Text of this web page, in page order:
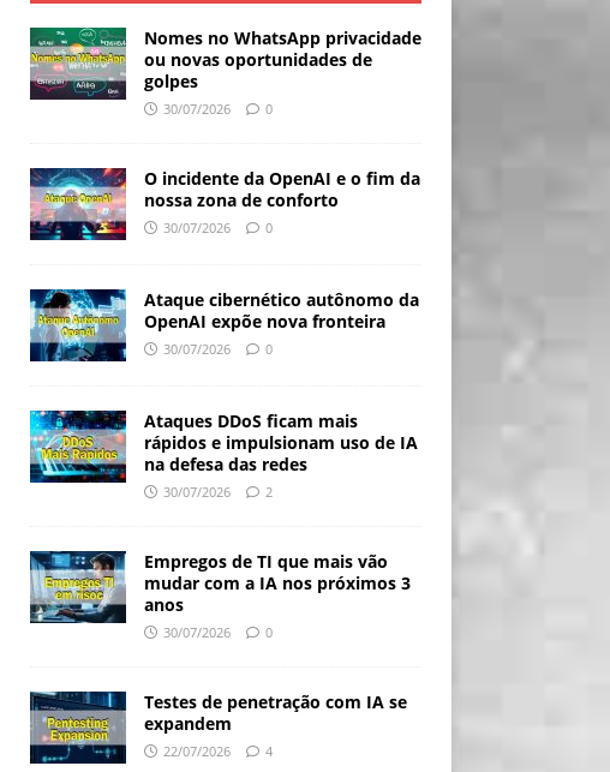
Nomes no WhatsApp privacidade
ou novas oportunidades de
golpes
30/07/2026 0
O incidente da OpenAI e o fim da
nossa zona de conforto
30/07/2026 0
Ataque cibernético autônomo da
OpenAI expõe nova fronteira
30/07/2026 0
Ataques DDoS ficam mais
rápidos e impulsionam uso de IA
na defesa das redes
30/07/2026 2
Empregos de TI que mais vão
mudar com a IA nos próximos 3
anos
30/07/2026 0
Testes de penetração com IA se
expandem
22/07/2026 4